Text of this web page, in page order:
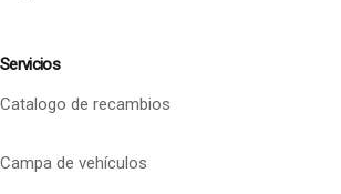
Servicios
Catalogo de recambios
Campa de vehículos